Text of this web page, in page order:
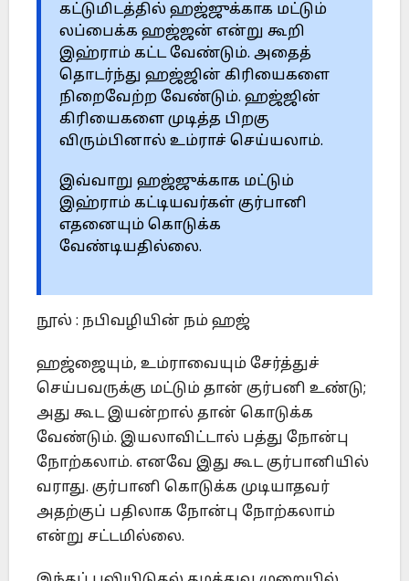
கட்டுமிடத்தில் ஹஜ்ஜுக்காக மட்டும்
லப்பைக்க ஹஜ்ஜன் என்று கூறி
இஹ்ராம் கட்ட வேண்டும். அதைத்
தொடர்ந்து ஹஜ்ஜின் கிரியைகளை
நிறைவேற்ற வேண்டும். ஹஜ்ஜின்
கிரியைகளை முடித்த பிறகு
விரும்பினால் உம்ராச் செய்யலாம்.
இவ்வாறு ஹஜ்ஜுக்காக மட்டும்
இஹ்ராம் கட்டியவர்கள் குர்பானி
எதனையும் கொடுக்க
வேண்டியதில்லை.
நூல் : நபிவழியின் நம் ஹஜ்
ஹஜ்ஜையும், உம்ராவையும் சேர்த்துச்
செய்பவருக்கு மட்டும் தான் குர்பனி உண்டு;
அது கூட இயன்றால் தான் கொடுக்க
வேண்டும். இயலாவிட்டால் பத்து நோன்பு
நோற்கலாம். எனவே இது கூட குர்பானியில்
வராது. குர்பானி கொடுக்க முடியாதவர்
அதற்குப் பதிலாக நோன்பு நோற்கலாம்
என்று சட்டமில்லை.